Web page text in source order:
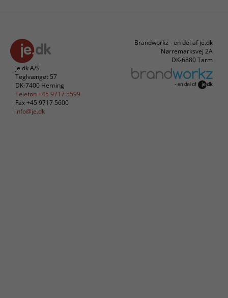
je.dk A/S
Teglvænget 57
DK-7400 Herning
Telefon +45 9717 5599
Fax +45 9717 5600
info@je.dk
Brandworkz - en del af je.dk
Nørremarksvej 2A
DK-6880 Tarm